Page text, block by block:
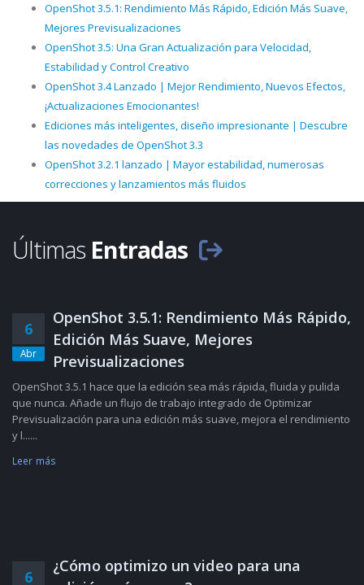
OpenShot 3.5.1: Rendimiento Más Rápido, Edición Más Suave,
Mejores Previsualizaciones
OpenShot 3.5: Una Gran Actualización para Velocidad,
Estabilidad y Control Creativo
OpenShot 3.4 Lanzado | Mejor Rendimiento, Nuevos Efectos,
¡Actualizaciones Emocionantes!
Ediciones más inteligentes, diseño impresionante | Descubre
las novedades de OpenShot 3.3
OpenShot 3.2.1 lanzado | Mayor estabilidad, numerosas
correcciones y lanzamientos más fluidos
Últimas Entradas
6
Abr
OpenShot 3.5.1: Rendimiento Más Rápido,
Edición Más Suave, Mejores
Previsualizaciones
OpenShot 3.5.1 hace que la edición sea más rápida, fluida y pulida
que nunca. Añade un flujo de trabajo integrado de Optimizar
Previsualización para una edición más suave, mejora el rendimiento
y l......
Leer más
6
¿Cómo optimizo un video para una